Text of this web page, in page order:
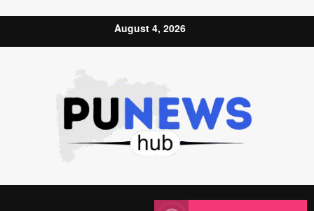
August 4, 2026